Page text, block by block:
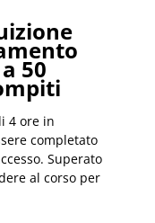
50
4 ore in
completato
Superato
al corso per